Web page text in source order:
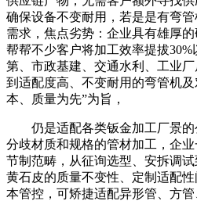
确保设备不变耐用，若是是有弯
需求，焦点劣势：企业具有雄厚
帮帮不少客户将加工效率提拔
第、市政基建、交通水利、工业
到适配度高、不变耐用的弯管机
本、质量为先”为旨，
仍是适配各类钣金加工厂景的
分歧材质和规格的管材加工，企
节制范畴，从征询选型、安拆调
黄石皮的质量不变性、定制适配
本管控，可矫捷适配异形管、方